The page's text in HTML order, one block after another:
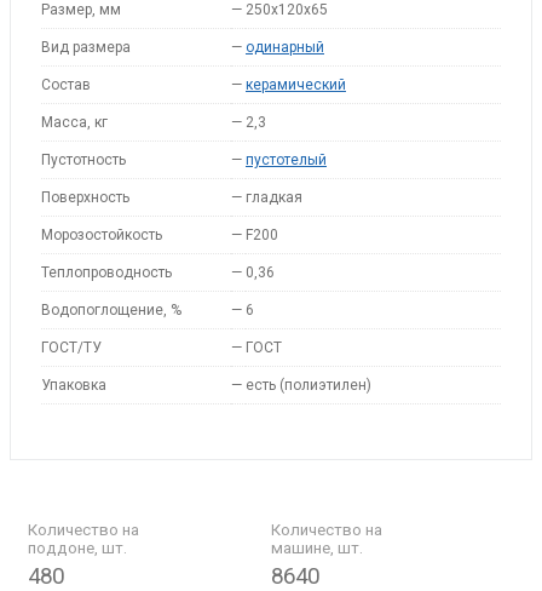
Размер, мм — 250x120x65
Вид размера — одинарный
Состав — керамический
Масса, кг — 2,3
Пустотность — пустотелый
Поверхность — гладкая
Морозостойкость — F200
Теплопроводность — 0,36
Водопоглощение, % — 6
ГОСТ/ТУ — ГОСТ
Упаковка — есть (полиэтилен)
Количество на
поддоне, шт.
480
Количество на
машине, шт.
8640